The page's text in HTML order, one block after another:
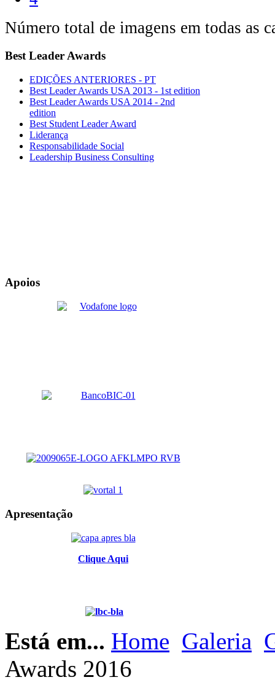
Número total de imagens em todas as
Best Leader Awards
EDIÇÕES ANTERIORES - PT
Best Leader Awards USA 2013 - 1st edition
Best Leader Awards USA 2014 - 2nd
edition
Best Student Leader Award
Liderança
Responsabilidade Social
Leadership Business Consulting
Apoios
Apresentação
Clique Aqui
Está em... Home Galeria
Awards 2016